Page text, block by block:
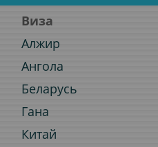
Виза
Алжир
Ангола
Беларусь
Гана
Китай